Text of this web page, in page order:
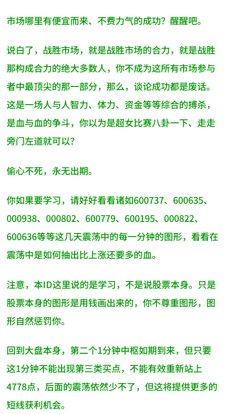
市场哪里有便宜而来、不费力气的成功？醒醒吧。
说白了，战胜市场，就是战胜市场的合力，就是战胜
那构成合力的绝大多数人，你不成为这所有市场参与
者中最顶尖的那一部分，那么，谈论成功都是废话。
这是一场人与人智力、体力、资金等等综合的搏杀，
是血与血的争斗，你以为是超女比赛八卦一下、走走
旁门左道就可以？
偷心不死，永无出期。
你如果要学习，请好好看看诸如600737、600635、
000938、000802、600779、600195、000822、
600636等等这几天震荡中的每一分钟的图形，看看在
震荡中是如何抽出比上涨还要多的血。
注意，本ID这里说的是学习，不是说股票本身。只是
股票本身的图形是用钱画出来的，你不尊重图形，图
形自然惩罚你。
回到大盘本身，第二个1分钟中枢如期到来，但只要
这1分钟不能出现第三类买点，不能有效重新站上
4778点，后面的震荡依然少不了，但这将提供更多的
短线获利机会。